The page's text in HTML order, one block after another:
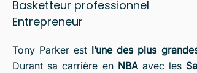
Basketteur professionnel
Entrepreneur
Tony Parker est l’une des plus
Durant sa carrière en NBAavec les